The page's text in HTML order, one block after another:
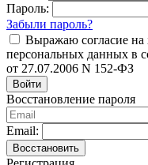
Пароль:
Забыли пароль?
Выражаю согласие на
персональных данных в
от 27.07.2006 N 152-ФЗ
Войти
Восстановление пароля
Email:
Восстановить